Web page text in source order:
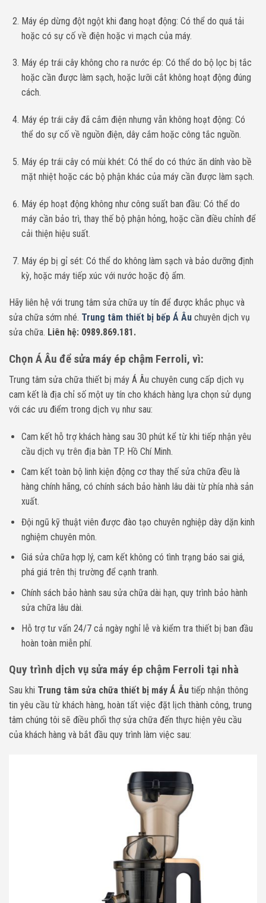
Máy ép dừng đột ngột khi đang hoạt động: Có thể do quá tải
hoặc có sự cố về điện hoặc vi mạch của máy.
Máy ép trái cây không cho ra nước ép: Có thể do bộ lọc bị tắc
hoặc cần được làm sạch, hoặc lưỡi cắt không hoạt động đúng
cách.
Máy ép trái cây đã cắm điện nhưng vẫn không hoạt động: Có
thể do sự cố về nguồn điện, dây cắm hoặc công tắc nguồn.
Máy ép trái cây có mùi khét: Có thể do có thức ăn dính vào bề
mặt nhiệt hoặc các bộ phận khác của máy cần được làm sạch.
Máy ép hoạt động không như công suất ban đầu: Có thể do
máy cần bảo trì, thay thế bộ phận hỏng, hoặc cần điều chỉnh để
cải thiện hiệu suất.
Máy ép bị gỉ sét: Có thể do không làm sạch và bảo dưỡng định
kỳ, hoặc máy tiếp xúc với nước hoặc độ ẩm.
Hãy liên hệ với trung tâm sửa chữa uy tín để được khắc phục và
sửa chữa sớm nhé. Trung tâm thiết bị bếp Á Âu chuyên dịch vụ
sửa chữa. Liên hệ: 0989.869.181.
Chọn Á Âu để sửa máy ép chậm Ferroli, vì:
Trung tâm sửa chữa thiết bị máy Á Âu chuyên cung cấp dịch vụ
cam kết là địa chỉ số một uy tín cho khách hàng lựa chọn sử dụng
với các ưu điểm trong dịch vụ như sau:
Cam kết hỗ trợ khách hàng sau 30 phút kể từ khi tiếp nhận yêu
cầu dịch vụ trên địa bàn TP. Hồ Chí Minh.
Cam kết toàn bộ linh kiện động cơ thay thế sửa chữa đều là
hàng chính hãng, có chính sách bảo hành lâu dài từ phía nhà sản
xuất.
Đội ngũ kỹ thuật viên được đào tạo chuyên nghiệp dày dặn kinh
nghiệm chuyên môn.
Giá sửa chữa hợp lý, cam kết không có tình trạng báo sai giá,
phá giá trên thị trường để cạnh tranh.
Chính sách bảo hành sau sửa chữa dài hạn, quy trình bảo hành
sửa chữa lâu dài.
Hỗ trợ tư vấn 24/7 cả ngày nghỉ lễ và kiểm tra thiết bị ban đầu
hoàn toàn miễn phí.
Quy trình dịch vụ sửa máy ép chậm Ferroli tại nhà
Sau khi Trung tâm sửa chữa thiết bị máy Á Âu tiếp nhận thông
tin yêu cầu từ khách hàng, hoàn tất việc đặt lịch thành công, trung
tâm chúng tôi sẽ điều phối thợ sửa chữa đến thực hiện yêu cầu
của khách hàng và bắt đầu quy trình làm việc sau: